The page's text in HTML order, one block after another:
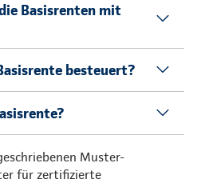
Basisrenten mit
besteuert?
Muster-
für zertifizierte